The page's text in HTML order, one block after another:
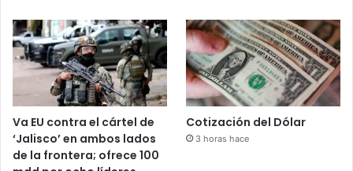
Va EU contra el cártel de
‘Jalisco’ en ambos lados
de la frontera; ofrece 100
Cotización del Dólar
3 horas hace